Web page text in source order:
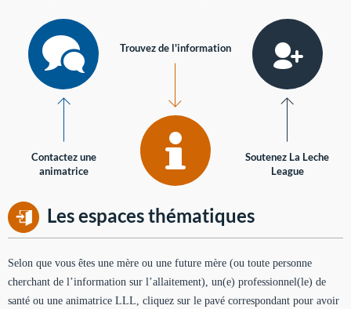
Contactez une
animatrice
Trouvez de l'information
Soutenez La Leche
League
Les espaces thématiques
Selon que vous êtes une mère ou une future mère (ou toute personne
cherchant de l’information sur l’allaitement), un(e) professionnel(le) de
santé ou une animatrice LLL, cliquez sur le pavé correspondant pour avoir